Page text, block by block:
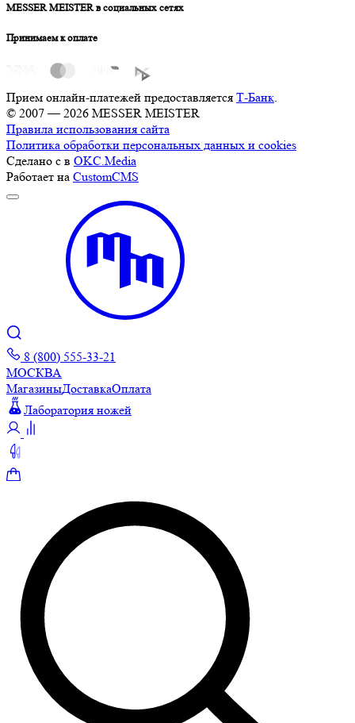
MESSER MEISTER в социальных сетях
Принимаем к оплате
Прием онлайн-платежей предоставляется Т-Банк.
© 2007 — 2026 MESSER MEISTER
Правила использования сайта
Политика обработки персональных данных и cookies
Сделано с в OKC.Media
Работает на CustomCMS
8 (800) 555-33-21
МОСКВА
МагазиныДоставкаОплата
Лаборатория ножей